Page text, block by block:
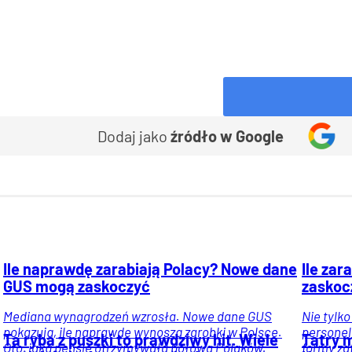
Dodaj jako źródło w Google
Ile naprawdę zarabiają Polacy? Nowe dane
GUS mogą zaskoczyć
Mediana wynagrodzeń wzrosła. Nowe dane GUS
pokazują, ile naprawdę wynoszą zarobki w Polsce.
Oto, jaką pensję otrzymywała połowa Polaków.
Ile
Nie
formy
Ta ryba z puszki to prawdziwy hit. Wiele
Tatry